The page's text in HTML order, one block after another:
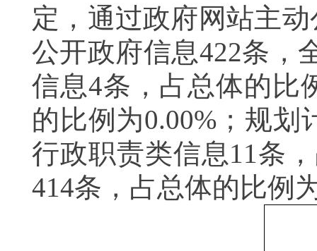
定，通过政府网站主
公开政府信息422条，
信息4条，占总体的比
的比例为0.00% ；规划
行政职责类信息11条
414条，占总体的比例